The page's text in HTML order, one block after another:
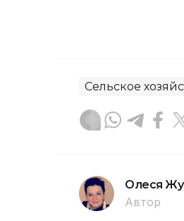
Сельское
Олеся
Автор